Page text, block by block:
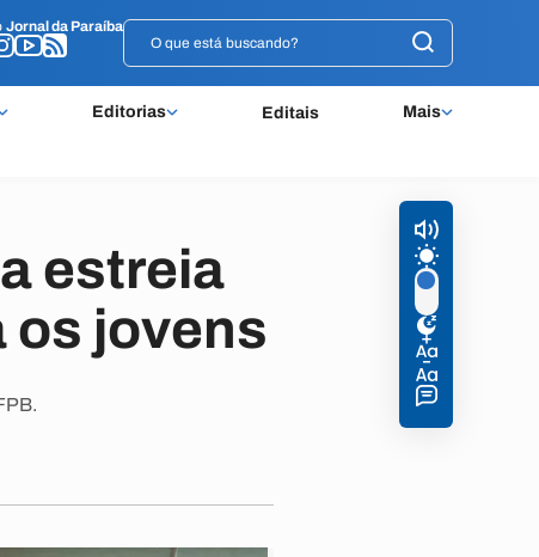
Jornal da Paraíba
Editorias Editais Mais
Jornal da Paraíba
estreia
os jovens